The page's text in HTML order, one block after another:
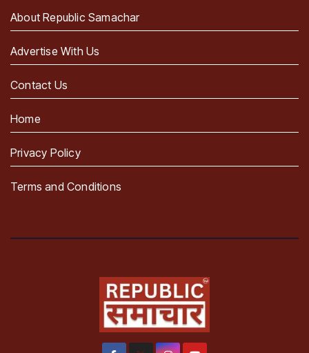
About Republic Samachar
Advertise With Us
Contact Us
Home
Privacy Policy
Terms and Conditions